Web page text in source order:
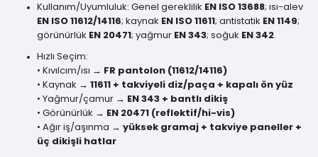
Kullanım/Uyumluluk: Genel gereklilik EN ISO 13688; ısı-alev
EN ISO 11612/14116; kaynak EN ISO 11611; antistatik EN 1149;
görünürlük EN 20471; yağmur EN 343; soğuk EN 342
Hızlı Seçim:
• Kıvılcım/ısı → FR pantolon (11612/14116)
• Kaynak → 11611 + takviyeli diz/paça + kapalı ön yüz
• Yağmur/çamur → EN 343 + bantlı dikiş
• Görünürlük → EN 20471 (reflektif/hi-vis)
• Ağır iş/aşınma → yüksek gramaj + takviye paneller +
üç dikişli hatlar